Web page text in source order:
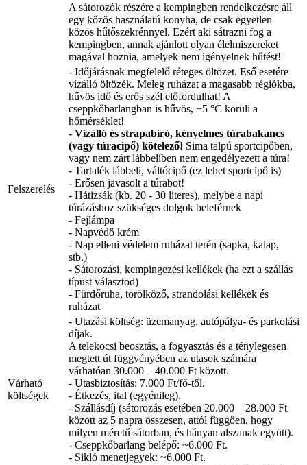
A sátorozók részére a kempingben rendelkezésre áll
egy közös használatú konyha, de csak egyetlen
közös hűtőszekrénnyel. Ezért aki sátrazni fog a
kempingben, annak ajánlott olyan élelmiszereket
magával hoznia, amelyek nem igényelnek hűtést!
Felszerelés
- Időjárásnak megfelelő réteges öltözet. Eső esetére
vízálló öltözék. Meleg ruházat a magasabb régiókba,
hűvös idő és erős szél előfordulhat! A
cseppkőbarlangban is hűvös, +5 °C körüli a
hőmérséklet!
- Vízálló és strapabíró, kényelmes túrabakancs
(vagy túracipő) kötelező! Sima talpú sportcipőben,
vagy nem zárt lábbeliben nem engedélyezett a túra!
- Tartalék lábbeli, váltócipő (ez lehet sportcipő is)
- Erősen javasolt a túrabot!
- Hátizsák (kb. 20 - 30 literes), melybe a napi
túrázáshoz szükséges dolgok beleférnek
- Fejlámpa
- Napvédő krém
- Nap elleni védelem ruházat terén (sapka, kalap,
stb.)
- Sátorozási, kempingezési kellékek (ha ezt a szállás
típust választod)
- Fürdőruha, törölköző, strandolási kellékek és
ruházat
Várható
költségek
- Utazási költség: üzemanyag, autópálya- és parkolási
díjak.
A telekocsi beosztás, a fogyasztás és a ténylegesen
megtett út függvényében az utasok számára
várhatóan 30.000 – 40.000 Ft között.
- Utasbiztosítás: 7.000 Ft/fő-től.
- Étkezés, ital (egyénileg).
- Szállásdíj (sátorozás esetében 20.000 – 28.000 Ft
között az 5 napra összesen, attól függően, hogy
milyen méretű sátorban, és hányan alszanak együtt).
- Cseppkőbarlang belépő: ~6.000 Ft.
- Sikló menetjegyek: ~6.000 Ft.